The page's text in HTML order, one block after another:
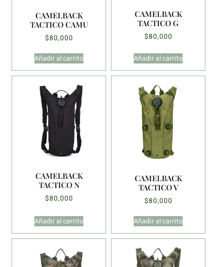
CAMELBACK
TACTICO CAMU
$80,000
Añadir al carrito
CAMELBACK
TACTICO G
$80,000
Añadir al carrito
CAMELBACK
TACTICO N
$80,000
Añadir al carrito
CAMELBACK
TACTICO V
$80,000
Añadir al carrito